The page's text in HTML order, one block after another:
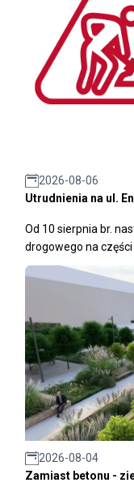
2026-08-06
Utrudnienia na ul.
Od 10 sierpnia br.
drogowego na
2026-08-04
Zamiast betonu -